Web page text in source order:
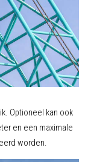
Optioneel kan ook
en een maximale
worden.